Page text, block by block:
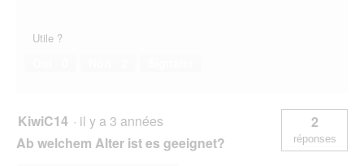
Utile ?
KiwiC14 · il y a 3 années
Ab welchem Alter ist es geeignet?
2
réponses